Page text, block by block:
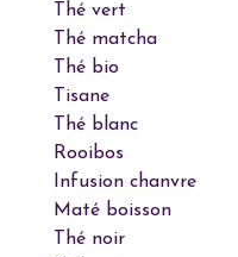
Thé vert
Thé matcha
Thé bio
Tisane
Thé blanc
Rooibos
Infusion chanvre
Maté boisson
Thé noir